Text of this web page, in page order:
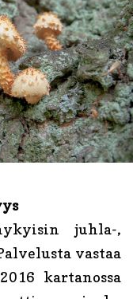
juhla-,
vastaa
kartanossa